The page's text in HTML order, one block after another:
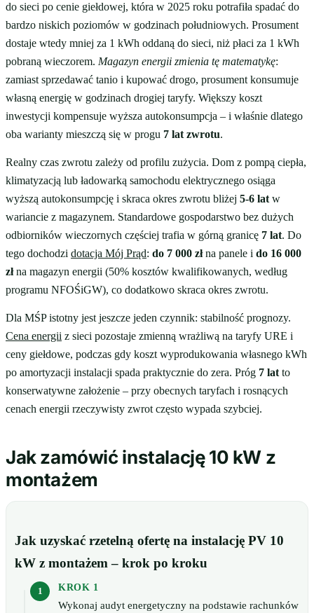
do sieci po cenie giełdowej, która w 2025 roku potrafiła spadać do
bardzo niskich poziomów w godzinach południowych. Prosument
dostaje wtedy mniej za 1 kWh oddaną do sieci, niż płaci za 1 kWh
pobraną wieczorem. Magazyn energii zmienia tę matematykę:
zamiast sprzedawać tanio i kupować drogo, prosument konsumuje
własną energię w godzinach drogiej taryfy. Większy koszt
inwestycji kompensuje wyższa autokonsumpcja – i właśnie dlatego
oba warianty mieszczą się w progu 7 lat zwrotu.
Realny czas zwrotu zależy od profilu zużycia. Dom z pompą ciepła,
klimatyzacją lub ładowarką samochodu elektrycznego osiąga
wyższą autokonsumpcję i skraca okres zwrotu bliżej 5-6 lat w
wariancie z magazynem. Standardowe gospodarstwo bez dużych
odbiorników wieczornych częściej trafia w górną granicę 7 lat. Do
tego dochodzi dotacja Mój Prąd: do 7 000 złna panele i do 16 000
złna magazyn energii (50% kosztów kwalifikowanych, według
programu NFOŚiGW), co dodatkowo skraca okres zwrotu.
Dla MŚP istotny jest jeszcze jeden czynnik: stabilność prognozy.
Cena energii z sieci pozostaje zmienną wrażliwą na taryfy URE i
ceny giełdowe, podczas gdy koszt wyprodukowania własnego kWh
po amortyzacji instalacji spada praktycznie do zera. Próg 7 lat to
konserwatywne założenie – przy obecnych taryfach i rosnących
cenach energii rzeczywisty zwrot często wypada szybciej.
Jak zamówić instalację 10 kW z
montażem
Jak uzyskać rzetelną ofertę na instalację PV 10
kW z montażem – krok po kroku
KROK 1
Wykonaj audyt energetyczny na podstawie rachunków